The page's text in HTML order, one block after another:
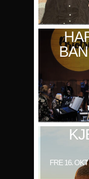
FRE 16.